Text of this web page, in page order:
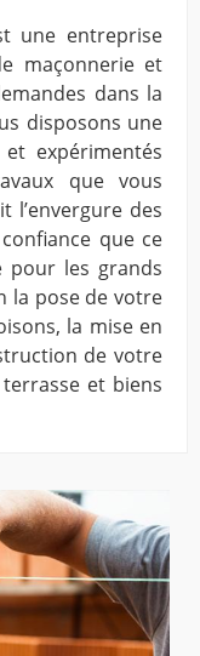
une entreprise
maçonnerie et
dans la
disposons une
expérimentés
que vous
l’envergure des
que ce
pour les grands
la pose de votre
la mise en
de votre
et biens